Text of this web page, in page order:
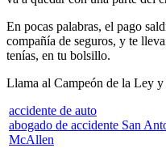
En pocas palabras, el pago
compañía de seguros, y te
tenías, en tu bolsillo.
Llama al Campeón de la Ley
accidente de auto
abogado de accidente San
McAllen